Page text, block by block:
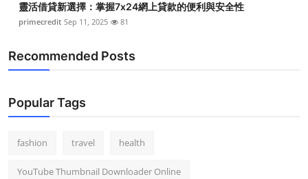
靈活借貸新選擇：掌握7x24網上貸款的便利與安全性
primecredit Sep 11, 2025 81
Recommended Posts
Popular Tags
fashion travel health
YouTube Thumbnail Downloader Online